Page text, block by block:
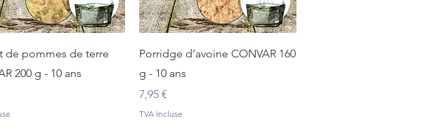
Aperçu rapide
de pommes de terre
200 g - 10 ans
Aperçu rapide
Porridge d’avoine CONVAR 160
g - 10 ans
Prix
7,95 €
TVA Incluse